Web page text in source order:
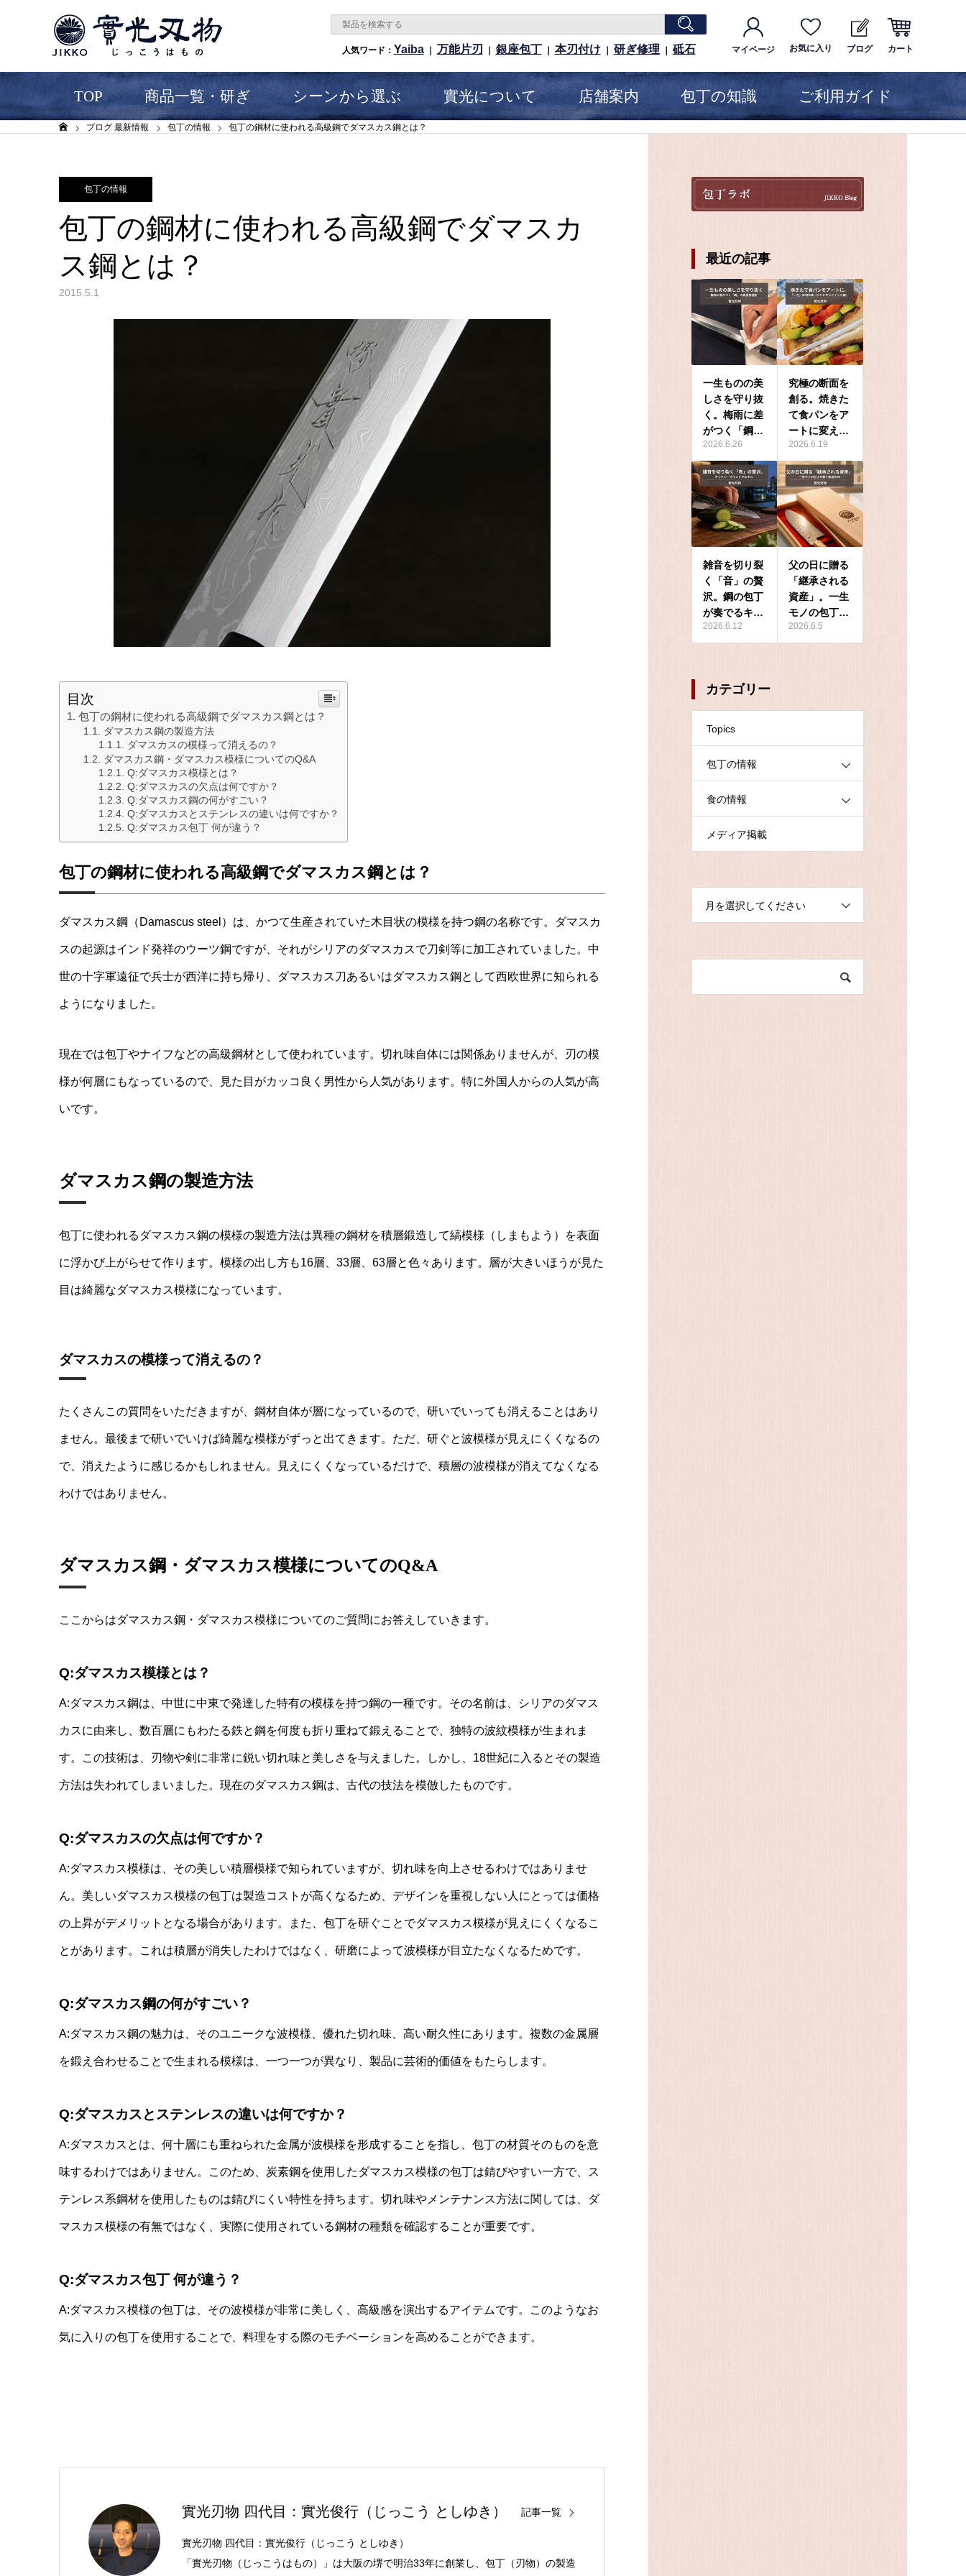
人気ワード： Yaiba｜ 万能片刃 銀座包丁 本刃付け｜ 研ぎ修理 砥石 マイページ お気に入り ブログ カート
TOP 商品一覧・研ぎ シーンから選ぶ 實光について 店舗案内 包丁の知識 ご利用ガイド
ホーム ブログ 最新情報 包丁の情報 包丁の鋼材に使われる高級鋼でダマスカス鋼とは？
包丁の情報
包丁の鋼材に使われる高級鋼でダマスカ
ス鋼とは？
2015.5.1
目次
包丁の鋼材に使われる高級鋼でダマスカス鋼とは？
ダマスカス鋼の製造方法
ダマスカスの模様って消えるの？
ダマスカス鋼・ダマスカス模様についてのQ&A
Q:ダマスカス模様とは？
Q:ダマスカスの欠点は何ですか？
Q:ダマスカス鋼の何がすごい？
Q:ダマスカスとステンレスの違いは何ですか？
Q:ダマスカス包丁 何が違う？
包丁の鋼材に使われる高級鋼でダマスカス鋼とは？
ダマスカス鋼（Damascus steel）は、かつて生産されていた木目状の模様を持つ鋼の名称です。ダマスカ
スの起源はインド発祥のウーツ鋼ですが、それがシリアのダマスカスで刀剣等に加工されていました。中
世の十字軍遠征で兵士が西洋に持ち帰り、ダマスカス刀あるいはダマスカス鋼として西欧世界に知られる
ようになりました。
現在では包丁やナイフなどの高級鋼材として使われています。切れ味自体には関係ありませんが、刃の模
様が何層にもなっているので、見た目がカッコ良く男性から人気があります。特に外国人からの人気が高
いです。
ダマスカス鋼の製造方法
包丁に使われるダマスカス鋼の模様の製造方法は異種の鋼材を積層鍛造して縞模様（しまもよう）を表面
に浮かび上がらせて作ります。模様の出し方も16層、33層、63層と色々あります。層が大きいほうが見た
目は綺麗なダマスカス模様になっています。
ダマスカスの模様って消えるの？
たくさんこの質問をいただきますが、鋼材自体が層になっているので、研いでいっても消えることはあり
ません。最後まで研いでいけば綺麗な模様がずっと出てきます。ただ、研ぐと波模様が見えにくくなるの
で、消えたように感じるかもしれません。見えにくくなっているだけで、積層の波模様が消えてなくなる
わけではありません。
ダマスカス鋼・ダマスカス模様についてのQ&A
ここからはダマスカス鋼・ダマスカス模様についてのご質問にお答えしていきます。
Q:ダマスカス模様とは？
A:ダマスカス鋼は、中世に中東で発達した特有の模様を持つ鋼の一種です。その名前は、シリアのダマス
カスに由来し、数百層にもわたる鉄と鋼を何度も折り重ねて鍛えることで、独特の波紋模様が生まれま
す。この技術は、刃物や剣に非常に鋭い切れ味と美しさを与えました。しかし、18世紀に入るとその製造
方法は失われてしまいました。現在のダマスカス鋼は、古代の技法を模倣したものです。
Q:ダマスカスの欠点は何ですか？
A:ダマスカス模様は、その美しい積層模様で知られていますが、切れ味を向上させるわけではありませ
ん。美しいダマスカス模様の包丁は製造コストが高くなるため、デザインを重視しない人にとっては価格
の上昇がデメリットとなる場合があります。また、包丁を研ぐことでダマスカス模様が見えにくくなるこ
とがあります。これは積層が消失したわけではなく、研磨によって波模様が目立たなくなるためです。
Q:ダマスカス鋼の何がすごい？
A:ダマスカス鋼の魅力は、そのユニークな波模様、優れた切れ味、高い耐久性にあります。複数の金属層
を鍛え合わせることで生まれる模様は、一つ一つが異なり、製品に芸術的価値をもたらします。
Q:ダマスカスとステンレスの違いは何ですか？
A:ダマスカスとは、何十層にも重ねられた金属が波模様を形成することを指し、包丁の材質そのものを意
味するわけではありません。このため、炭素鋼を使用したダマスカス模様の包丁は錆びやすい一方で、ス
テンレス系鋼材を使用したものは錆びにくい特性を持ちます。切れ味やメンテナンス方法に関しては、ダ
マスカス模様の有無ではなく、実際に使用されている鋼材の種類を確認することが重要です。
Q:ダマスカス包丁 何が違う？
A:ダマスカス模様の包丁は、その波模様が非常に美しく、高級感を演出するアイテムです。このようなお
気に入りの包丁を使用することで、料理をする際のモチベーションを高めることができます。
實光刃物 四代目：實光俊行（じっこう としゆき） 記事一覧
實光刃物 四代目：實光俊行（じっこう としゆき）
「實光刃物（じっこうはもの）」は大阪の堺で明治33年に創業し、包丁（刃物）の製造
最近の記事
一生ものの美
しさを守り抜
く。梅雨に差
がつく「鋼…
2026.6.26
究極の断面を
創る。焼きた
て食パンをア
ートに変え…
2026.6.19
雑音を切り裂
く「音」の贅
沢。鋼の包丁
が奏でるキ…
2026.6.12
父の日に贈る
「継承される
資産」。一生
モノの包丁…
2026.6.5
カテゴリー
Topics
包丁の情報
食の情報
メディア掲載
月を選択してください